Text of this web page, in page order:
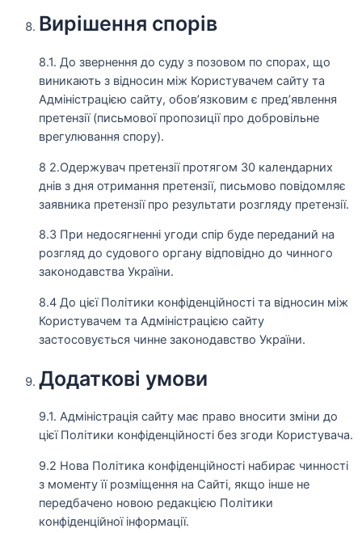
Вирішення спорів
8.1. До звернення до суду з позовом по спорах, що
виникають з відносин між Користувачем сайту та
Адміністрацією сайту, обов’язковим є пред’явлення
претензії (письмової пропозиції про добровільне
врегулювання спору).
8 2.Одержувач претензії протягом 30 календарних
днів з дня отримання претензії, письмово повідомляє
заявника претензії про результати розгляду претензії.
8.3 При недосягненні угоди спір буде переданий на
розгляд до судового органу відповідно до чинного
законодавства України.
8.4 До цієї Політики конфіденційності та відносин між
Користувачем та Адміністрацією сайту
застосовується чинне законодавство України.
Додаткові умови
9.1. Адміністрація сайту має право вносити зміни до
цієї Політики конфіденційності без згоди Користувача.
9.2 Нова Політика конфіденційності набирає чинності
з моменту її розміщення на Сайті, якщо інше не
передбачено новою редакцією Політики
конфіденційної інформації.